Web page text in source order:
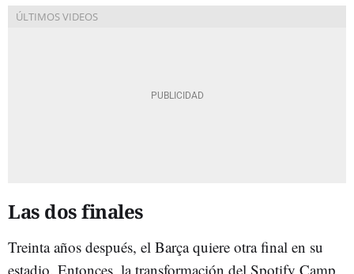
Las dos finales
Treinta años después, el Barça quiere otra final en su
estadio. Entonces, la transformación del Spotify Camp